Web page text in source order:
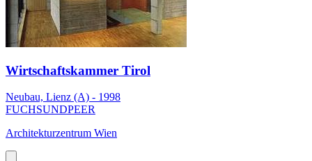
Wirtschaftskammer Tirol
Neubau, Lienz (A) - 1998
FUCHSUNDPEER
Architekturzentrum Wien